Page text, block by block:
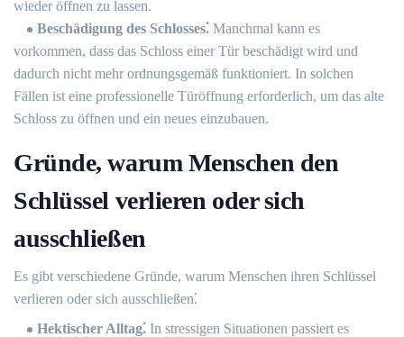
wieder öffnen zu lassen.
Beschädigung des Schlosses⁚ Manchmal kann es
vorkommen, dass das Schloss einer Tür beschädigt wird und
dadurch nicht mehr ordnungsgemäß funktioniert. In solchen
Fällen ist eine professionelle Türöffnung erforderlich, um das alte
Schloss zu öffnen und ein neues einzubauen.​
Gründe, warum Menschen den
Schlüssel verlieren oder sich
ausschließen
Es gibt verschiedene Gründe, warum Menschen ihren Schlüssel
verlieren oder sich ausschließen⁚
Hektischer Alltag⁚ In stressigen Situationen passiert es